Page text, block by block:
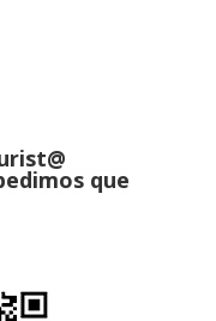
que